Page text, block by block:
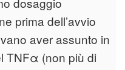
prima dell’avvio
aver assunto in
TNFα (non più di